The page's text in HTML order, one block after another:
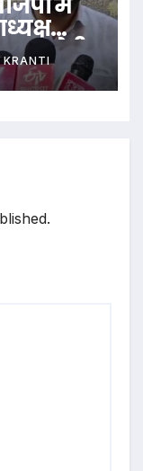
में
“यह मेरी
KRANTI